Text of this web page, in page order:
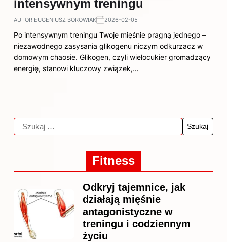
intensywnym treningu
AUTOR:EUGENIUSZ BOROWIAK 2026-02-05
Po intensywnym treningu Twoje mięśnie pragną jednego –
niezawodnego zasysania glikogenu niczym odkurzacz w
domowym chaosie. Glikogen, czyli wielocukier gromadzący
energię, stanowi kluczowy związek,…
Fitness
Odkryj tajemnice, jak
działają mięśnie
antagonistyczne w
treningu i codziennym
życiu